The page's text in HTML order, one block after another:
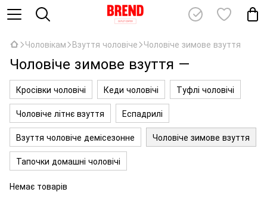
Чоловікам Взуття чоловіче Чоловіче зимове взуття
Чоловіче зимове взуття ―
Кросівки чоловічі Кеди чоловічі
Туфлі чоловічі
Чоловіче літнє взуття
Еспадрилі
Взуття чоловіче демісезонне
Чоловіче зимове взуття
Тапочки домашні чоловічі
Немає товарів